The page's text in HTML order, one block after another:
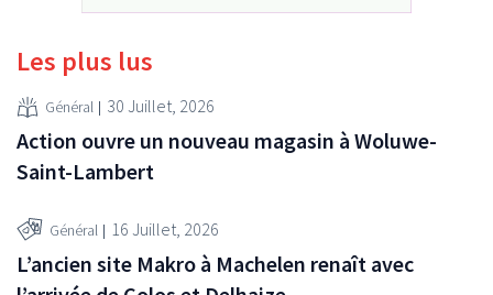
Les plus lus
Général 30 Juillet, 2026
Action ouvre un nouveau magasin à Woluwe-
Saint-Lambert
Général 16 Juillet, 2026
L’ancien site Makro à Machelen renaît avec